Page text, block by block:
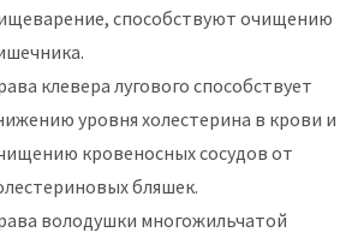
способствуют очищению
клевера лугового способствует
уровня холестерина в крови и
кровеносных сосудов от
бляшек.
володушки многожильчатой